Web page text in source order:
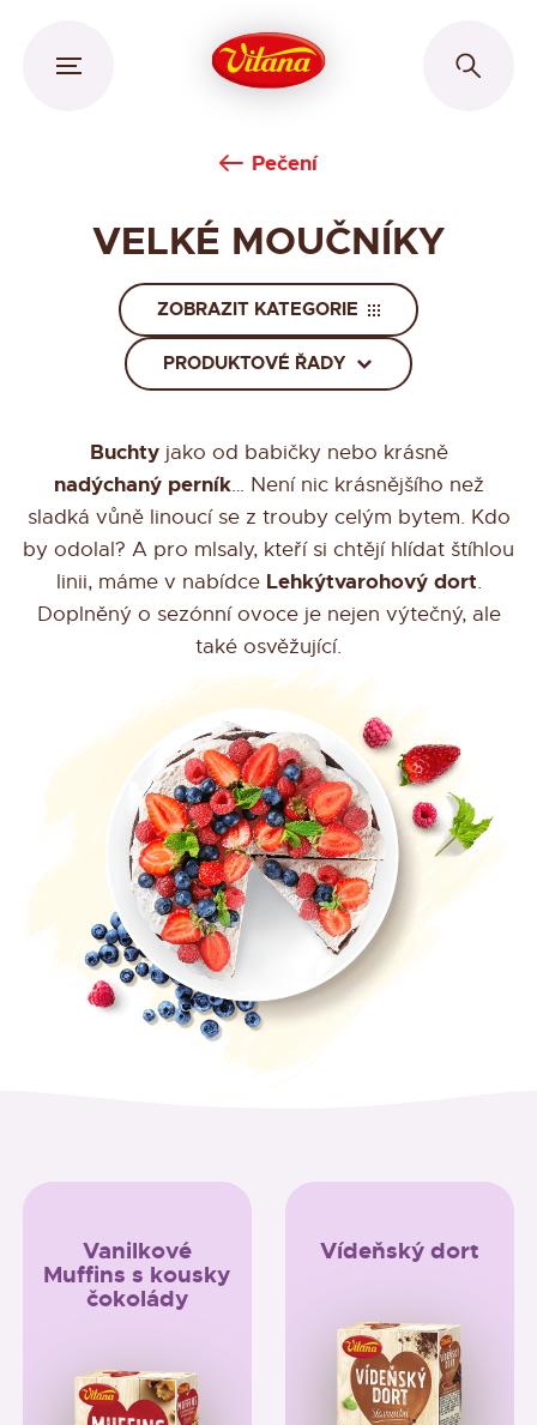
Pečení
VELKÉ MOUČNÍKY
ZOBRAZIT KATEGORIE
PRODUKTOVÉ ŘADY
Buchtyjako od babičky nebo krásně
nadýchaný perník… Není nic krásnějšího než
sladká vůně linoucí se z trouby celým bytem. Kdo
by odolal? A pro mlsaly, kteří si chtějí hlídat štíhlou
linii, máme v nabídce Lehkýtvarohový dort.
Doplněný o sezónní ovoce je nejen výtečný, ale
také osvěžující.
Vanilkové
Muffins s kousky
čokolády
Vídeňský dort